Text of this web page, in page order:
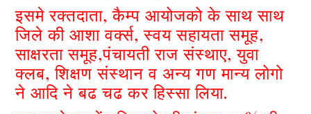
इसमे रक्तदाता, कैम्प आयोजको के साथ साथ
जिले की आशा वर्क्स, स्वय सहायता समूह,
साक्षरता समूह,पंचायती राज संस्थाए, युवा
क्लब, शिक्षण संस्थान व अन्य गण मान्य लोगो
ने आदि ने बढ चढ कर हिस्सा लिया.